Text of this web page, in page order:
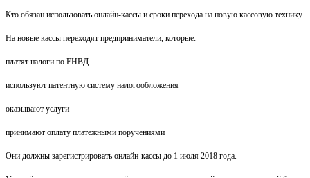
Кто обязан использовать онлайн-кассы и сроки перехода на новую кассовую технику
На новые кассы переходят предприниматели, которые:
платят налоги по ЕНВД
используют патентную систему налогообложения
оказывают услуги
принимают оплату платежными поручениями
Они должны зарегистрировать онлайн-кассы до 1 июля 2018 года.